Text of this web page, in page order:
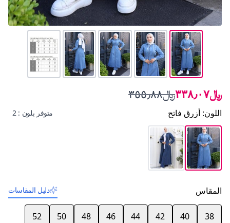
﷼٣٣٨٫٠٧ ﷼٣٥٥٫٨٨
اللون: أزرق فاتح متوفر بلون : 2
المقاس دليل المقاسات
38
40
42
44
46
48
50
52